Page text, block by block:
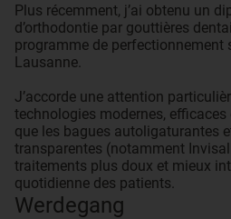
Plus récemment, j’ai obtenu un
d’orthodontie par gouttières
programme de perfectionnement
Lausanne.
J’accorde une attention
technologies modernes,
que les bagues autoligaturantes
transparentes (notamment
traitements plus doux et mieux
quotidienne des patients.
Werdegang